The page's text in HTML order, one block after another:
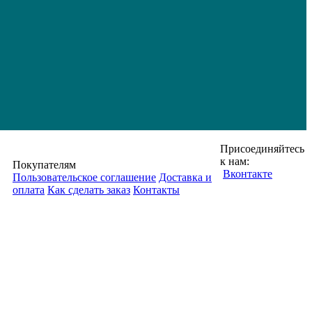
Покупателям
Пользовательское соглашение Доставка и
оплата Как сделать заказ Контакты
Присоединяйтесь
к нам:
Вконтакте